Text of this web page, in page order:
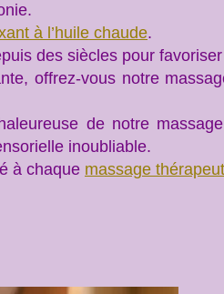
à l’huile chaude.
des siècles pour
offrez-vous notre
de notre
inoubliable.
à chaque massage